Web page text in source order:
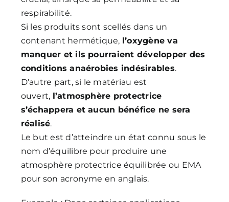
respirabilité.
Si les produits sont scellés dans un
contenant hermétique, l’oxygène va
manquer et ils pourraient développer des
conditions anaérobies indésirables.
D’autre part, si le matériau est
ouvert, l’atmosphère protectrice
s’échappera et aucun bénéfice ne sera
réalisé.
Le but est d’atteindre un état connu sous le
nom d’équilibre pour produire une
atmosphère protectrice équilibrée ou EMA
pour son acronyme en anglais.